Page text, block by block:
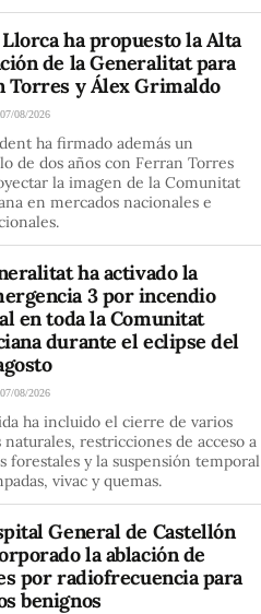
ha propuesto la Alta
de la Generalitat para
Torres y Álex Grimaldo
07/08/2026
ha firmado además un
de dos años con Ferran Torres
la imagen de la Comunitat
en mercados nacionales e
ha activado la
3 por incendio
en toda la Comunitat
durante el eclipse del
07/08/2026
ha incluido el cierre de varios
naturales, restricciones de acceso a
forestales y la suspensión temporal
vivac y quemas.
General de Castellón
la ablación de
por radiofrecuencia para
benignos